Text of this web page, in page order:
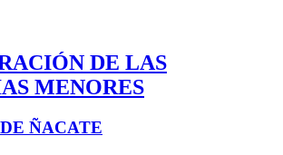
DE LAS
MENORES
ÑACATE